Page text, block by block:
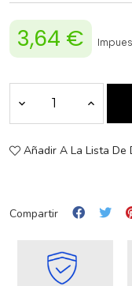
3,64 €
Añadir A La Lista De
Compartir